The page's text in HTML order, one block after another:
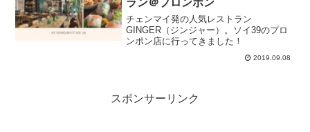
チェンマイ発の人気レストラン
GINGER（ジンジャー）。ソイ39のプロ
ンポン店に行ってきました！
2019.09.08
スポンサーリンク